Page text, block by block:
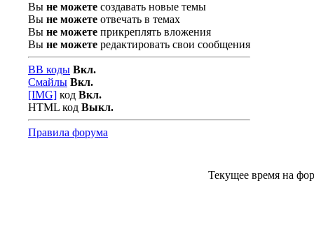
Вы не можете создавать новые темы
Вы не можете отвечать в темах
Вы не можете прикреплять вложения
Вы не можете редактировать свои сообщения
BB коды Вкл.
Смайлы Вкл.
[IMG] код Вкл.
HTML код Выкл.
Правила форума
Текущее время на